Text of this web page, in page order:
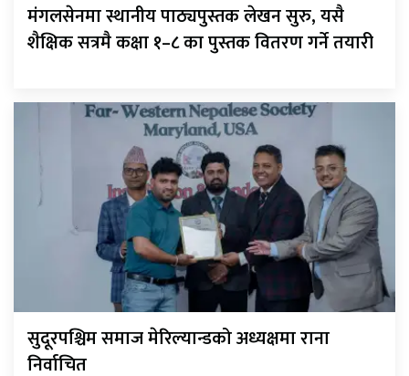
मंगलसेनमा स्थानीय पाठ्यपुस्तक लेखन सुरु, यसै
शैक्षिक सत्रमै कक्षा १–८ का पुस्तक वितरण गर्ने तयारी
सुदूरपश्चिम समाज मेरिल्यान्डको अध्यक्षमा राना
निर्वाचित